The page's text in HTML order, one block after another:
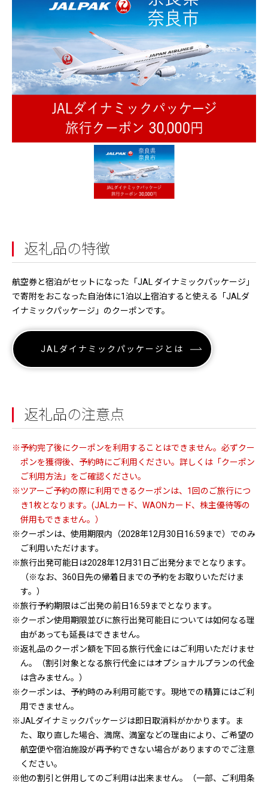
返礼品の特徴
航空券と宿泊がセットになった「JAL ダイナミックパッケージ」
で寄附をおこなった自治体に1泊以上宿泊すると使える「JALダ
イナミックパッケージ」のクーポンです。
JALダイナミックパッケージとは
返礼品の注意点
※予約完了後にクーポンを利用することはできません。必ずクー
ポンを獲得後、予約時にご利用ください。詳しくは「クーポン
ご利用方法」をご確認ください。
※ツアーご予約の際に利用できるクーポンは、1回のご旅行につ
き1枚となります。(JALカード、WAONカード、株主優待等の
併用もできません。）
※クーポンは、使用期限内（2028年12月30日16:59まで）でのみ
ご利用いただけます。
※旅行出発可能日は2028年12月31日ご出発分までとなります。
（※なお、360日先の帰着日までの予約をお取りいただけま
す。）
※旅行予約期限はご出発の前日16:59までとなります。
※クーポン使用期限並びに旅行出発可能日については如何なる理
由があっても延長はできません。
※返礼品のクーポン額を下回る旅行代金にはご利用いただけませ
ん。（割引対象となる旅行代金にはオプショナルプランの代金
は含みません。）
※クーポンは、予約時のみ利用可能です。現地での精算にはご利
用できません。
※JALダイナミックパッケージは即日取消料がかかります。ま
た、取り直した場合、満席、満室などの理由により、ご希望の
航空便や宿泊施設が再予約できない場合がありますのでご注意
ください。
※他の割引と併用してのご利用は出来ません。（一部、ご利用条